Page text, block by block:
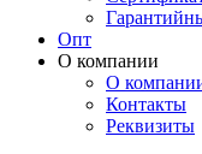
Опт
О компании
О
Контакты
Реквизиты